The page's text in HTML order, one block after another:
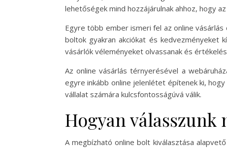
lehetőségek mind hozzájárulnak ahhoz, hogy
Egyre több ember ismeri fel az online
boltok gyakran akciókat és kedvezményeket
vásárlók véleményeket olvassanak és
Az online vásárlás térnyerésével a
egyre inkább online jelenlétet építenek ki,
vállalat számára kulcsfontosságúvá válik.
Hogyan
A megbízható online bolt kiválasztása